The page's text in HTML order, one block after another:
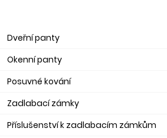
Dveřní panty
Okenní panty
Posuvné kování
Zadlabací zámky
Příslušenství k zadlabacím zámkům